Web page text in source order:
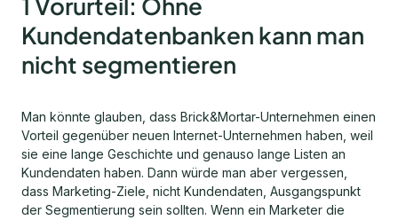
1 Vorurteil: Ohne
Kundendatenbanken kann man
nicht segmentieren
Man könnte glauben, dass Brick&Mortar-Unternehmen einen
Vorteil gegenüber neuen Internet-Unternehmen haben, weil
sie eine lange Geschichte und genauso lange Listen an
Kundendaten haben. Dann würde man aber vergessen,
dass Marketing-Ziele, nicht Kundendaten, Ausgangspunkt
der Segmentierung sein sollten. Wenn ein Marketer die